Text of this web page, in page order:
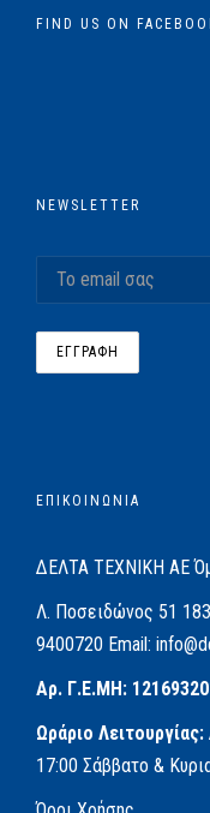
FIND US ON
NEWSLETTER
ΕΠΙΚΟΙΝΩΝΙΑ
ΔΕΛΤΑ ΤΕΧΝΙΚΗ ΑΕ
Λ. Ποσειδώνος 51
9400720 Email:
Αρ. Γ.Ε.ΜΗ:
Ωράριο Λειτουργίας:
17:00 Σάββατο &